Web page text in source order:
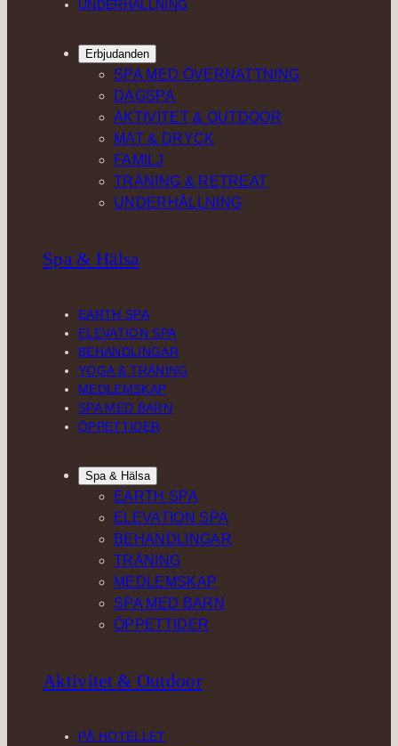
UNDERHÅLLNING
Erbjudanden
SPA MED ÖVERNATTNING
DAGSPA
AKTIVITET & OUTDOOR
MAT & DRYCK
FAMILJ
TRÄNING & RETREAT
UNDERHÅLLNING
Spa & Hälsa
EARTH SPA
ELEVATION SPA
BEHANDLINGAR
YOGA & TRÄNING
MEDLEMSKAP
SPA MED BARN
ÖPPETTIDER
Spa & Hälsa
EARTH SPA
ELEVATION SPA
BEHANDLINGAR
TRÄNING
MEDLEMSKAP
SPA MED BARN
ÖPPETTIDER
Aktivitet & Outdoor
PÅ HOTELLET